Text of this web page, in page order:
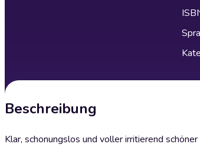
Beschreibung
Klar, schonungslos und voller irritierend